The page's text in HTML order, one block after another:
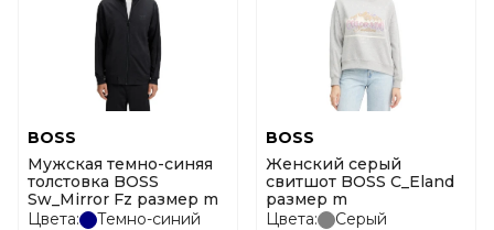
BOSS
Мужская темно-синяя
толстовка BOSS
Sw_Mirror Fz размер m
Цвета:
Темно-синий
BOSS
Женский серый
свитшот BOSS C_Eland
размер m
Цвета:
Серый